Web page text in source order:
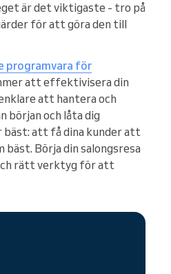
är det viktigaste - tro på
för att göra den till
programvara för
att effektivisera din
att hantera och
början och låta dig
bäst: att få dina kunder att
bäst. Börja din salongsresa
rätt verktyg för att